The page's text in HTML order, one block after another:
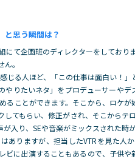
と思う瞬間は？
て企画班のディレクターをしておりま
。
じる人ほど、「この仕事は面白い！
やりたいネタ」をプロデューサーや
ることができます。そこから、ロケ
してもらい、修正がされ、そこから
入り、SEや音楽がミックスされた時
ありますが、担当したVTRを見た
ビに出演することもあるので、子供